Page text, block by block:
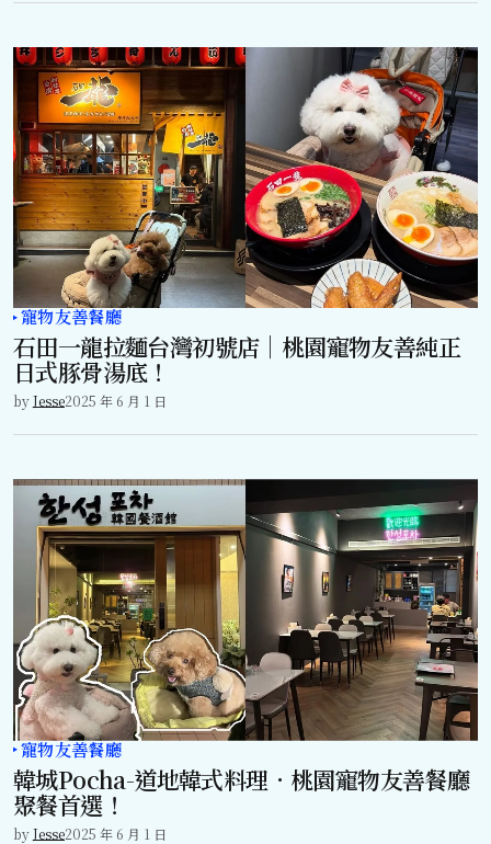
寵物友善餐廳
石田一龍拉麵台灣初號店｜桃園寵物友善純正
日式豚骨湯底！
byJesse2025 年 6 月 1 日
寵物友善餐廳
韓城Pocha-道地韓式料理．桃園寵物友善餐廳
聚餐首選！
byJesse2025 年 6 月 1 日